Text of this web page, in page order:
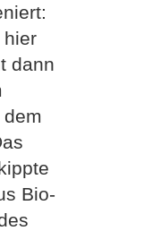
hier
dann
Bio-